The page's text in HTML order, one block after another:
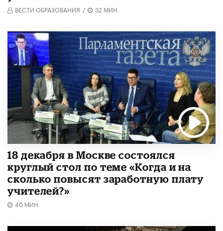
ВЕСТИ ОБРАЗОВАНИЯ / 32 МИН.
18 декабря в Москве состоялся
круглый стол по теме «Когда и на
сколько повысят заработную плату
учителей?»
40 МИН.